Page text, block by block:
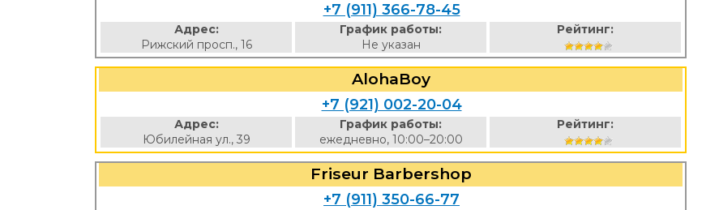
+7 (911) 366-78-45
Адрес:
Рижский просп., 16
График работы:
Не указан
Рейтинг:
AlohaBoy
+7 (921) 002-20-04
Адрес:
Юбилейная ул., 39
График работы:
ежедневно, 10:00–20:00
Рейтинг:
Friseur Barbershop
+7 (911) 350-66-77